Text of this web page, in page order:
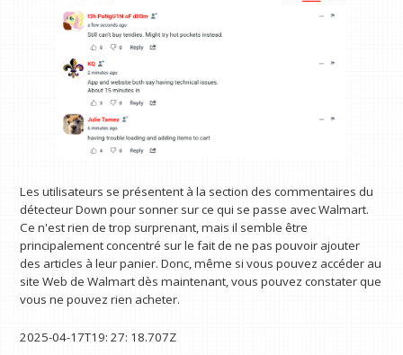
Les utilisateurs se présentent à la section des commentaires du
détecteur Down pour sonner sur ce qui se passe avec Walmart.
Ce n'est rien de trop surprenant, mais il semble être
principalement concentré sur le fait de ne pas pouvoir ajouter
des articles à leur panier. Donc, même si vous pouvez accéder au
site Web de Walmart dès maintenant, vous pouvez constater que
vous ne pouvez rien acheter.
2025-04-17T19: 27: 18.707Z